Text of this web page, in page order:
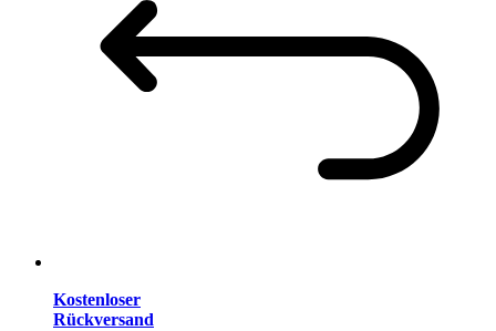
Kostenloser
Rückversand